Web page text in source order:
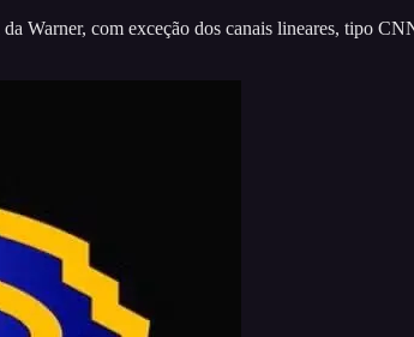
Warner, com exceção dos canais lineares, tipo